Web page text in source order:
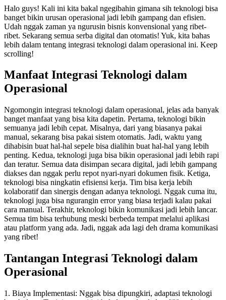
Halo guys! Kali ini kita bakal ngegibahin gimana sih teknologi bisa
banget bikin urusan operasional jadi lebih gampang dan efisien.
Udah nggak zaman ya ngurusin bisnis konvensional yang ribet-
ribet. Sekarang semua serba digital dan otomatis! Yuk, kita bahas
lebih dalam tentang integrasi teknologi dalam operasional ini. Keep
scrolling!
Manfaat Integrasi Teknologi dalam
Operasional
Ngomongin integrasi teknologi dalam operasional, jelas ada banyak
banget manfaat yang bisa kita dapetin. Pertama, teknologi bikin
semuanya jadi lebih cepat. Misalnya, dari yang biasanya pakai
manual, sekarang bisa pakai sistem otomatis. Jadi, waktu yang
dihabisin buat hal-hal sepele bisa dialihin buat hal-hal yang lebih
penting. Kedua, teknologi juga bisa bikin operasional jadi lebih rapi
dan teratur. Semua data disimpan secara digital, jadi lebih gampang
diakses dan nggak perlu repot nyari-nyari dokumen fisik. Ketiga,
teknologi bisa ningkatin efisiensi kerja. Tim bisa kerja lebih
kolaboratif dan sinergis dengan adanya teknologi. Nggak cuma itu,
teknologi juga bisa ngurangin error yang biasa terjadi kalau pakai
cara manual. Terakhir, teknologi bikin komunikasi jadi lebih lancar.
Semua tim bisa terhubung meski berbeda tempat melalui aplikasi
atau platform yang ada. Jadi, nggak ada lagi deh drama komunikasi
yang ribet!
Tantangan Integrasi Teknologi dalam
Operasional
1. Biaya Implementasi: Nggak bisa dipungkiri, adaptasi teknologi